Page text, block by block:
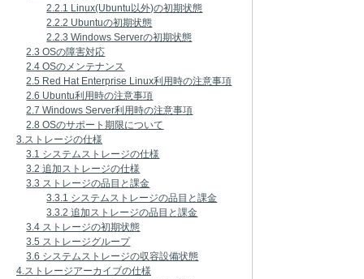
2.2.1 Linux(Ubuntu以外)の初期状態
2.2.2 Ubuntuの初期状態
2.2.3 Windows Serverの初期状態
2.3 OSの障害対応
2.4 OSのメンテナンス
2.5 Red Hat Enterprise Linux利用時の注意事項
2.6 Ubuntu利用時の注意事項
2.7 Windows Server利用時の注意事項
2.8 OSのサポート期限について
3.ストレージの仕様
3.1 システムストレージの仕様
3.2 追加ストレージの仕様
3.3 ストレージの品目と課金
3.3.1 システムストレージの品目と課金
3.3.2 追加ストレージの品目と課金
3.4 ストレージの初期状態
3.5 ストレージグループ
3.6 システムストレージの収容設備状態
4.ストレージアーカイブの仕様